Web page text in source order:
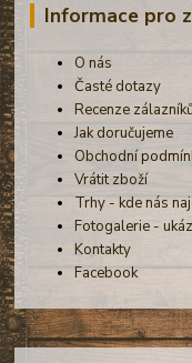
Informace pro
O nás
Časté dotazy
Recenze
Jak doručujeme
Obchodní
Vrátit zboží
Trhy - kde nás
Fotogalerie -
Kontakty
Facebook